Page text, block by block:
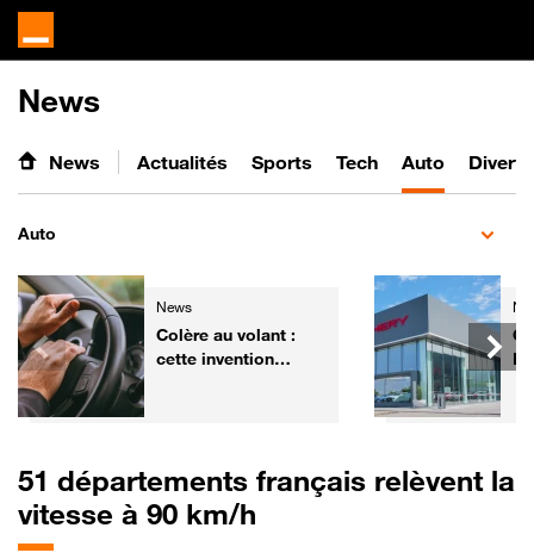
News
News Actualités Sports Tech Auto
Auto
News
Colère au volant :
cette invention
51 départements français relèvent la
vitesse à 90 km/h